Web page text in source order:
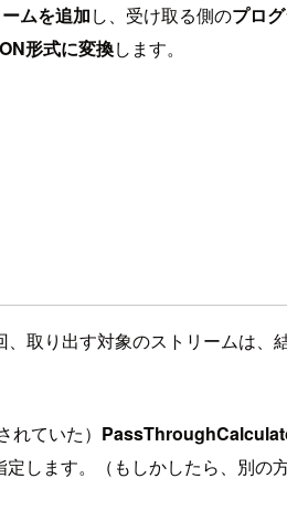
ムを追加し、受け取る側のプロ
形式に変換します。
取り出す対象のストリームは、
ていた）
します。（もしかしたら、別の